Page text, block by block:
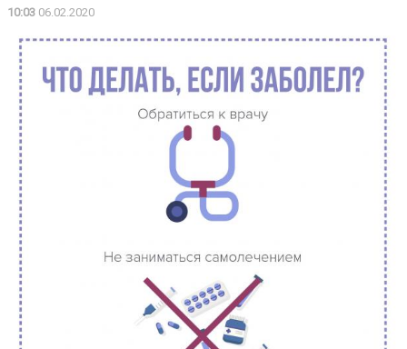
10:03 06.02.2020